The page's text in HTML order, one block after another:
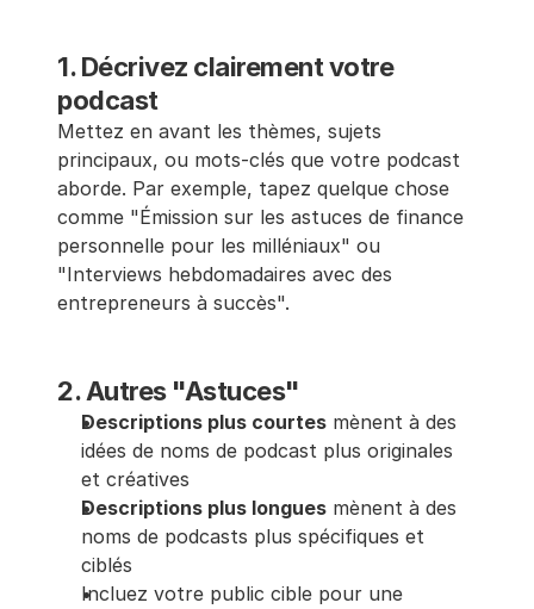
1. Décrivez clairement votre
podcast
Mettez en avant les thèmes, sujets
principaux, ou mots-clés que votre podcast
aborde. Par exemple, tapez quelque chose
comme "Émission sur les astuces de finance
personnelle pour les milléniaux" ou
"Interviews hebdomadaires avec des
entrepreneurs à succès".
2. Autres "Astuces"
Descriptions plus courtes mènent à des
idées de noms de podcast plus originales
et créatives
Descriptions plus longues mènent à des
noms de podcasts plus spécifiques et
ciblés
Incluez votre public cible pour une